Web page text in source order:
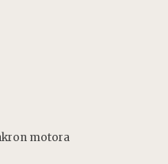
motora